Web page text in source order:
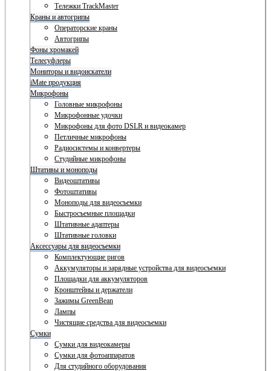
Тележки TrackMaster
Краны и автогрипы
Операторские краны
Автогрипы
Фоны хромакей
Телесуфлеры
Мониторы и видоискатели
iMate продукция
Микрофоны
Головные микрофоны
Микрофонные удочки
Микрофоны для фото DSLR и видеокамер
Петличные микрофоны
Радиосистемы и конвертеры
Студийные микрофоны
Штативы и моноподы
Видеоштативы
Фотоштативы
Моноподы для видеосъемки
Быстросъемные площадки
Штативные адаптеры
Штативные головки
Аксессуары для видеосъемки
Комплектующие ригов
Аккумуляторы и зарядные устройства для видеосъемки
Площадки для аккумуляторов
Кронштейны и держатели
Зажимы GreenBean
Лампы
Чистящие средства для видеосъемки
Сумки
Сумки для видеокамеры
Сумки для фотоаппаратов
Для студийного оборудования